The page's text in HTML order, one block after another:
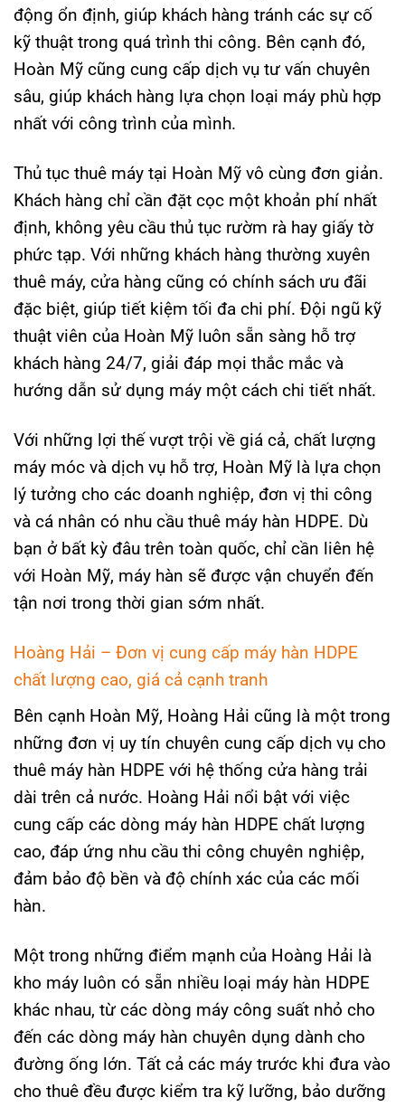
động ổn định, giúp khách hàng tránh các sự cố
kỹ thuật trong quá trình thi công. Bên cạnh đó,
Hoàn Mỹ cũng cung cấp dịch vụ tư vấn chuyên
sâu, giúp khách hàng lựa chọn loại máy phù hợp
nhất với công trình của mình.
Thủ tục thuê máy tại Hoàn Mỹ vô cùng đơn giản.
Khách hàng chỉ cần đặt cọc một khoản phí nhất
định, không yêu cầu thủ tục rườm rà hay giấy tờ
phức tạp. Với những khách hàng thường xuyên
thuê máy, cửa hàng cũng có chính sách ưu đãi
đặc biệt, giúp tiết kiệm tối đa chi phí. Đội ngũ kỹ
thuật viên của Hoàn Mỹ luôn sẵn sàng hỗ trợ
khách hàng 24/7, giải đáp mọi thắc mắc và
hướng dẫn sử dụng máy một cách chi tiết nhất.
Với những lợi thế vượt trội về giá cả, chất lượng
máy móc và dịch vụ hỗ trợ, Hoàn Mỹ là lựa chọn
lý tưởng cho các doanh nghiệp, đơn vị thi công
và cá nhân có nhu cầu thuê máy hàn HDPE. Dù
bạn ở bất kỳ đâu trên toàn quốc, chỉ cần liên hệ
với Hoàn Mỹ, máy hàn sẽ được vận chuyển đến
tận nơi trong thời gian sớm nhất.
Hoàng Hải – Đơn vị cung cấp máy hàn HDPE
chất lượng cao, giá cả cạnh tranh
Bên cạnh Hoàn Mỹ, Hoàng Hải cũng là một trong
những đơn vị uy tín chuyên cung cấp dịch vụ cho
thuê máy hàn HDPE với hệ thống cửa hàng trải
dài trên cả nước. Hoàng Hải nổi bật với việc
cung cấp các dòng máy hàn HDPE chất lượng
cao, đáp ứng nhu cầu thi công chuyên nghiệp,
đảm bảo độ bền và độ chính xác của các mối
hàn.
Một trong những điểm mạnh của Hoàng Hải là
kho máy luôn có sẵn nhiều loại máy hàn HDPE
khác nhau, từ các dòng máy công suất nhỏ cho
đến các dòng máy hàn chuyên dụng dành cho
đường ống lớn. Tất cả các máy trước khi đưa vào
cho thuê đều được kiểm tra kỹ lưỡng, bảo dưỡng